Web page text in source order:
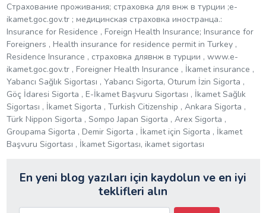
Страхование проживания; страховка для внж в турции ;e-
ikamet.goc.gov.tr ; медицинская страховка иностранца.:
Insurance for Residence , Foreign Health Insurance; Insurance for
Foreigners , Health insurance for residence permit in Turkey ,
Residence Insurance , страховка длявнж в турции , www.e-
ikamet.goc.gov.tr , Foreigner Health Insurance , İkamet insurance ,
Yabancı Sağlık Sigortası , Yabancı Sigorta, Oturum İzin Sigorta ,
Göç İdaresi Sigorta , E-İkamet Başvuru Sigortası , İkamet Sağlık
Sigortası , İkamet Sigorta , Turkish Citizenship , Ankara Sigorta ,
Türk Nippon Sigorta , Sompo Japan Sigorta , Arex Sigorta ,
Groupama Sigorta , Demir Sigorta , İkamet için Sigorta , İkamet
Başvuru Sigortası , İkamet Sigortası, ikamet sigortası
En yeni blog yazıları için kaydolun ve en iyi
teklifleri alın